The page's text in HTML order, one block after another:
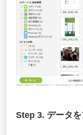
Step 3. データ